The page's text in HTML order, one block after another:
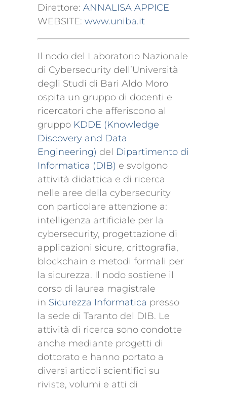
Direttore: ANNALISA APPICE
WEBSITE: www.uniba.it
Il nodo del Laboratorio Nazionale
di Cybersecurity dell’Università
degli Studi di Bari Aldo Moro
ospita un gruppo di docenti e
ricercatori che afferiscono al
gruppo KDDE (Knowledge
Discovery and Data
Engineering) del Dipartimento di
Informatica (DIB) e svolgono
attività didattica e di ricerca
nelle aree della cybersecurity
con particolare attenzione a:
intelligenza artificiale per la
cybersecurity, progettazione di
applicazioni sicure, crittografia,
blockchain e metodi formali per
la sicurezza. Il nodo sostiene il
corso di laurea magistrale
in Sicurezza Informatica presso
la sede di Taranto del DIB. Le
attività di ricerca sono condotte
anche mediante progetti di
dottorato e hanno portato a
diversi articoli scientifici su
riviste, volumi e atti di